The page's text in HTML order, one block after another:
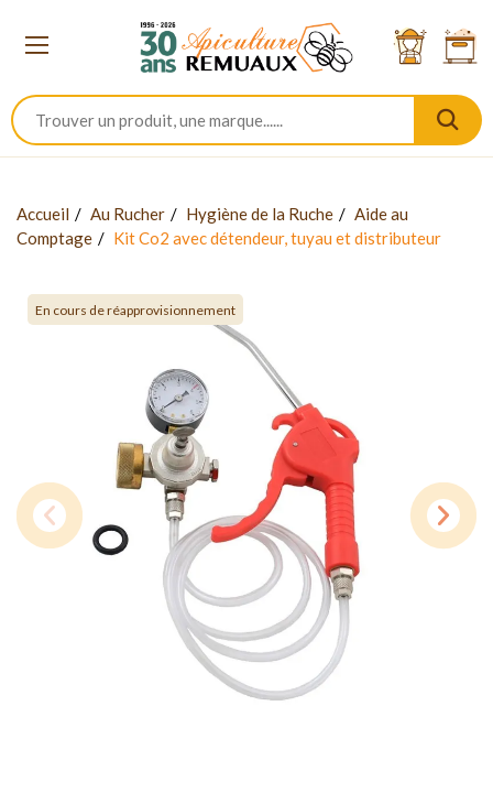
Accueil Au Rucher Hygiène de la Ruche
Aide au
Comptage
Kit Co2 avec détendeur, tuyau et distributeur
En cours de réapprovisionnement